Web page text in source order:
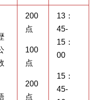
200
点
100
点
200
点
13：
45-
15：
00
15：
45-